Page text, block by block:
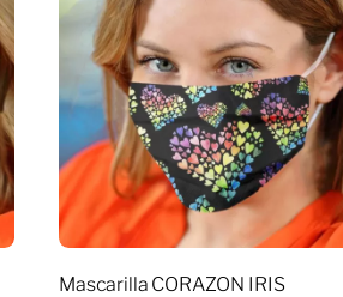
Mascarilla CORAZON IRIS